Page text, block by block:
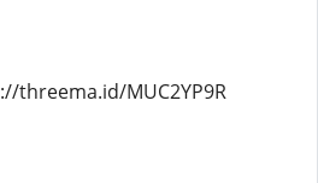
threema.id/MUC2YP9R